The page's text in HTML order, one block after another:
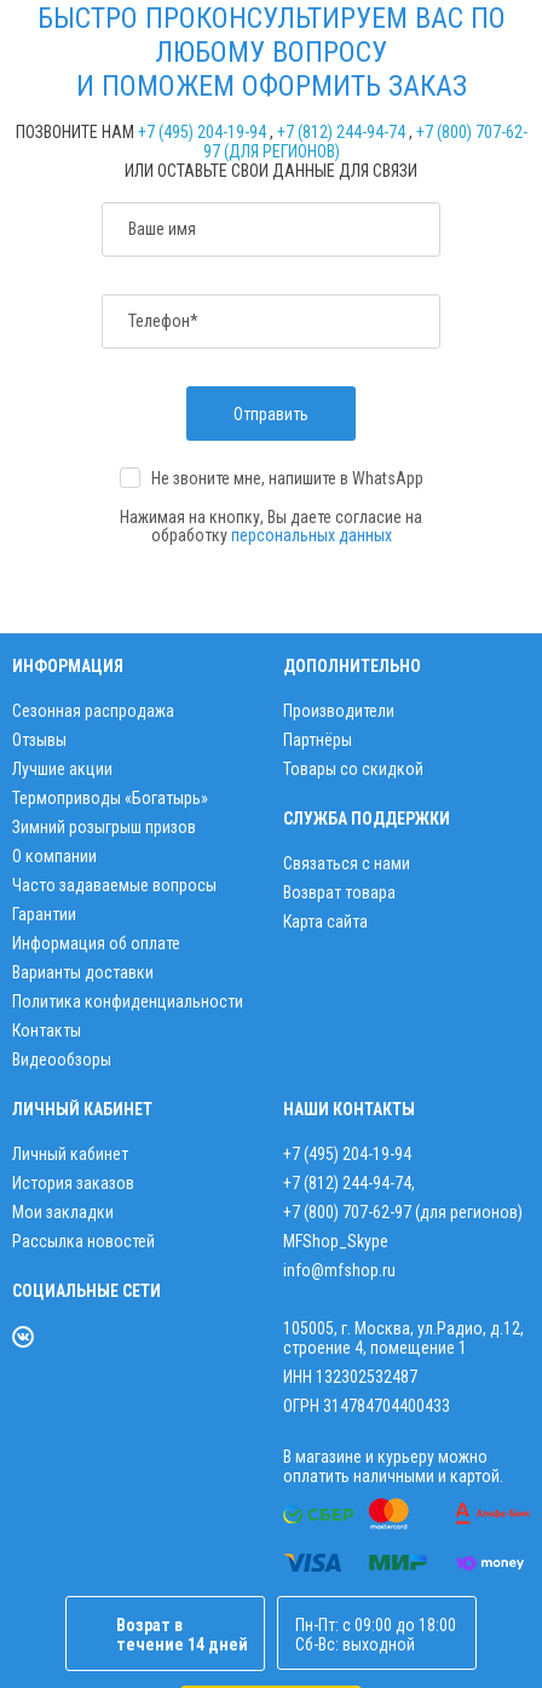
БЫСТРО ПРОКОНСУЛЬТИРУЕМ ВАС ПО
ЛЮБОМУ ВОПРОСУ
И ПОМОЖЕМ ОФОРМИТЬ ЗАКАЗ
ПОЗВОНИТЕ НАМ +7 (495) 204-19-94, +7 (812) 244-94-74, +7 (800) 707-62-
97 (ДЛЯ РЕГИОНОВ)
ИЛИ ОСТАВЬТЕ СВОИ ДАННЫЕ ДЛЯ СВЯЗИ
Ваше имя
Телефон*
Отправить
Не звоните мне, напишите в WhatsApp
Нажимая на кнопку, Вы даете согласие на
обработкуперсональных данных
ИНФОРМАЦИЯ
Сезонная распродажа
Отзывы
Лучшие акции
Термоприводы «Богатырь»
Зимний розыгрыш призов
О компании
Часто задаваемые вопросы
Гарантии
Информация об оплате
Варианты доставки
Политика конфиденциальности
Контакты
Видеообзоры
ДОПОЛНИТЕЛЬНО
Производители
Партнёры
Товары со скидкой
СЛУЖБА ПОДДЕРЖКИ
Связаться с нами
Возврат товара
Карта сайта
ЛИЧНЫЙ КАБИНЕТ
Личный кабинет
История заказов
Мои закладки
Рассылка новостей
СОЦИАЛЬНЫЕ СЕТИ
НАШИ КОНТАКТЫ
+7 (495) 204-19-94
+7 (812) 244-94-74,
+7 (800) 707-62-97 (для регионов)
MFShop_Skype
info@mfshop.ru
105005, г. Москва, ул.Радио, д.12,
строение 4, помещение 1
ИНН 132302532487
ОГРН 314784704400433
В магазине и курьеру можно
оплатить наличными и картой.
Возрат в
течение 14 дней
Пн-Пт: с 09:00 до 18:00
Сб-Вс: выходной